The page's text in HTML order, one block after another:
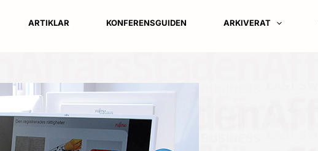
ARTIKLAR KONFERENSGUIDEN ARKIVERAT